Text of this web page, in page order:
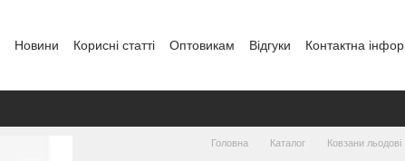
Новини Кориcні статті Оптовикам Відгуки Контактна
Головна Каталог Ковзани льодові